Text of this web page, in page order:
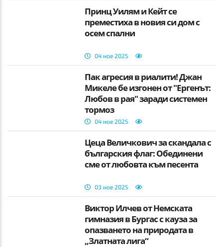
Принц Уилям и Кейт се
преместиха в новия си дом с
осем спални
04 ное 2025
Пак агресия в риалити! Джан
Микеле бе изгонен от "Ергенът:
Любов в рая" заради системен
тормоз
04 ное 2025
Цеца Величкович за скандала с
българския флаг: Обединени
сме от любовта към песента
03 ное 2025
Виктор Илчев от Немската
гимназия в Бургас с кауза за
опазването на природата в
„Златната лига“